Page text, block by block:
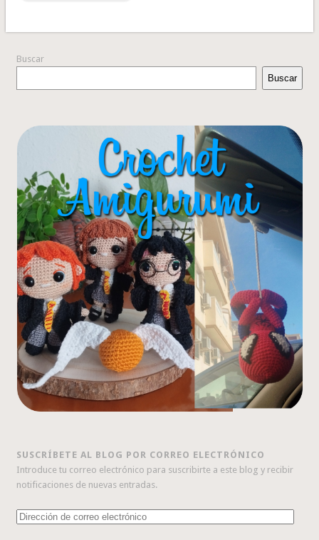
Buscar
Buscar
SUSCRÍBETE AL BLOG POR CORREO ELECTRÓNICO
Introduce tu correo electrónico para suscribirte a este blog y recibir
notificaciones de nuevas entradas.
Dirección